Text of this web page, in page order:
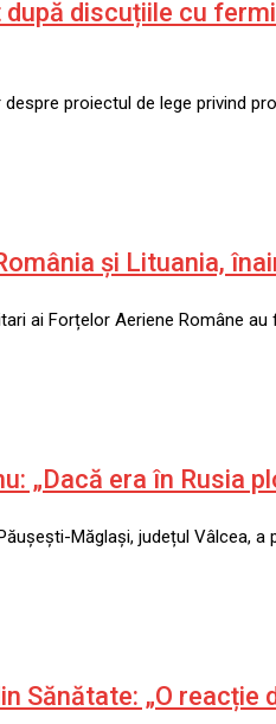
discuțiile cu
proiectul de lege privind
și Lituania,
ai Forțelor Aeriene Române
„Dacă era în Rusia
Măglași, județul Vâlcea,
Sănătate: „O